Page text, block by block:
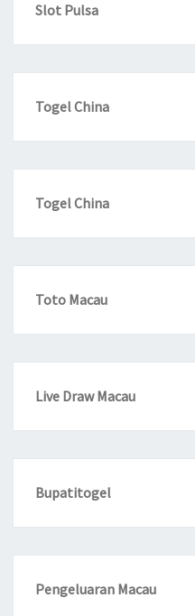
Slot Pulsa
Togel China
Togel China
Toto Macau
Live Draw Macau
Bupatitogel
Pengeluaran Macau